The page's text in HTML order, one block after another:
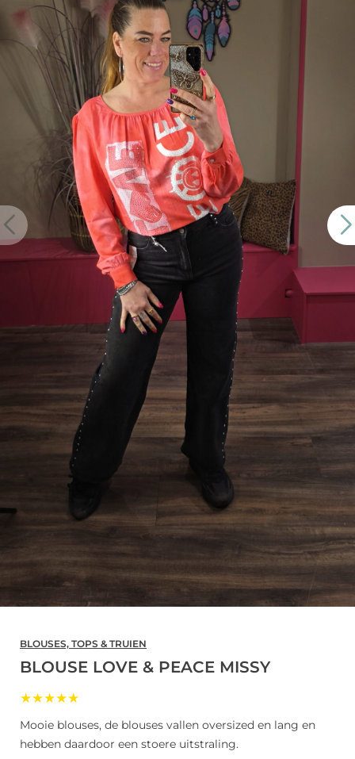
BLOUSES, TOPS & TRUIEN
BLOUSE LOVE & PEACE MISSY
★★★★★
Mooie blouses, de blouses vallen oversized en lang en
hebben daardoor een stoere uitstraling.